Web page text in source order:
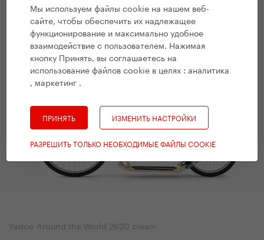
Мы используем файлы cookie на нашем веб-
сайте, чтобы обеспечить их надлежащее
функционирование и максимально удобное
взаимодействие с пользователем. Нажимая
кнопку Принять, вы соглашаетесь на
использование файлов cookie в целях :аналитика
, маркетинг .
ПРИНЯТЬ ИЗМЕНИТЬ НАСТРОЙКИ
РАЗРЕШИТЬ ТОЛЬКО НЕОБХОДИМЫЕ ФАЙЛЫ COOKIE
Yedoo Around the World 2620 black
Yedoo Around the World 2620 cream